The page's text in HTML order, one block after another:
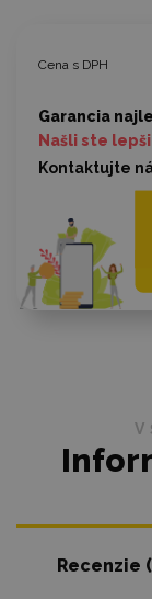
Cena s DPH
Garancia
Našli ste
Kontaktujte
Recenzie